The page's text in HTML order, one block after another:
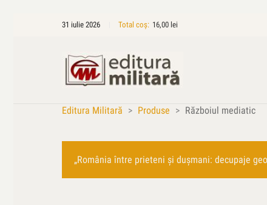
31 iulie 2026 Total coș: 16,00 lei
Editura Militară > Produse > Războiul mediatic
„România între prieteni şi duşmani: decupaje